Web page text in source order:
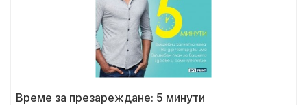
Време за презареждане: 5 минути